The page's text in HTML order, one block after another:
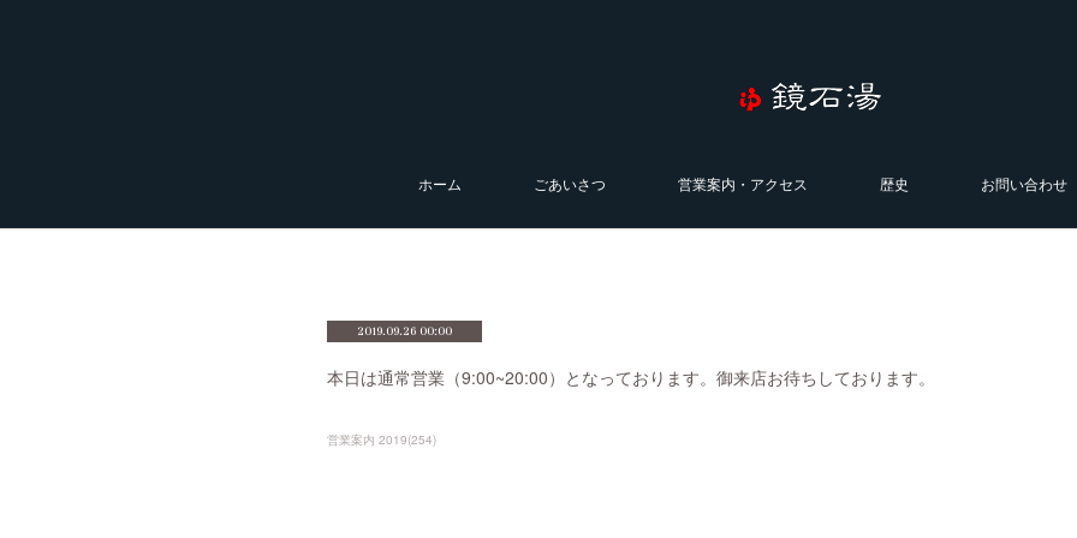
ホーム ごあいさつ 営業案内・アクセス 歴史 お問い合わせ
2019.09.26 00:00
本日は通常営業（9:00~20:00）となっております。御来店お待ちしております。
営業案内 2019(254)